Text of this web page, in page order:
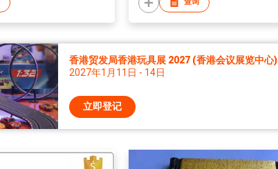
香港贸发局香港玩具展 2027 (香港会议展览中心)
2027年1月11日 - 14日
立即登记